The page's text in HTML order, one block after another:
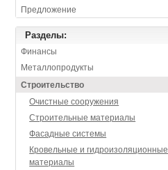
Предложение
Разделы:
Финансы
Металлопродукты
Строительство
Очистные сооружения
Строительные материалы
Фасадные системы
Кровельные и гидроизоляционные
материалы